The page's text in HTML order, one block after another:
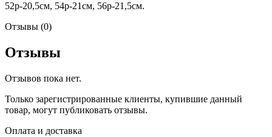
52р-20,5см, 54р-21см, 56р-21,5см.
Отзывы (0)
Отзывы
Отзывов пока нет.
Только зарегистрированные клиенты, купившие данный
товар, могут публиковать отзывы.
Оплата и доставка